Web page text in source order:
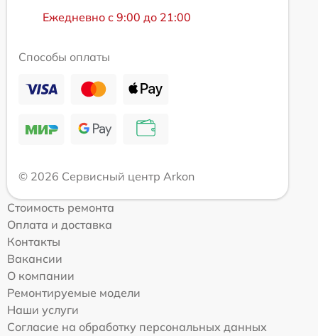
Ежедневно с 9:00 до 21:00
Способы оплаты
© 2026 Сервисный центр Arkon
Стоимость ремонта
Оплата и доставка
Контакты
Вакансии
О компании
Ремонтируемые модели
Наши услуги
Согласие на обработку персональных данных